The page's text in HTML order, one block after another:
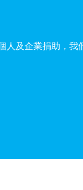
人及企業捐助，我